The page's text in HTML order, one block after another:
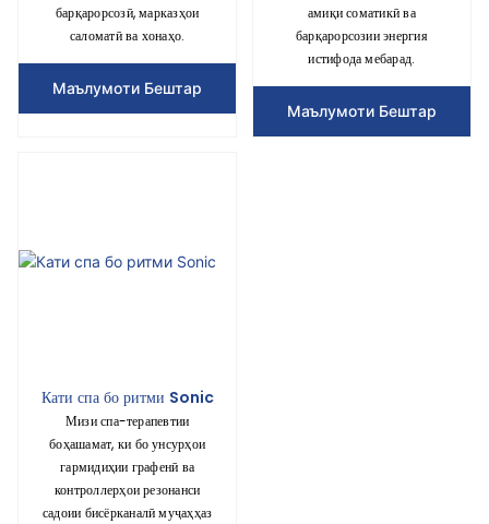
барқарорсозӣ, марказҳои
саломатӣ ва хонаҳо.
Маълумоти Бештар
амиқи соматикӣ ва
барқарорсозии энергия
истифода мебарад.
Маълумоти Бештар
Кати спа бо ритми Sonic
Мизи спа-терапевтии
боҳашамат, ки бо унсурҳои
гармидиҳии графенӣ ва
контроллерҳои резонанси
садоии бисёрканалӣ муҷаҳҳаз